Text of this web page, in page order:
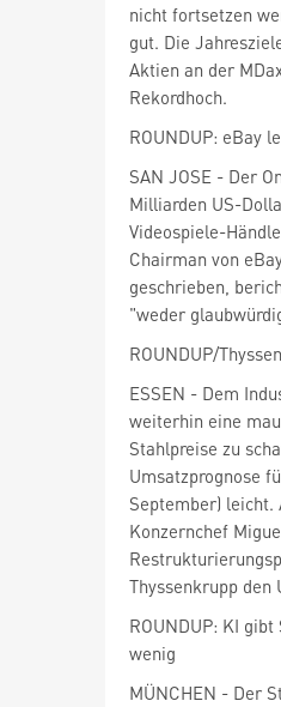
nicht fortsetzen
gut. Die
Aktien an der
Rekordhoch.
ROUNDUP: eBay
SAN JOSE - Der
Milliarden US-
Videospiele-
Chairman von
geschrieben,
"weder
ROUNDUP/
ESSEN - Dem
weiterhin eine
Stahlpreise zu
Umsatzprognose
September)
Konzernchef
Thyssenkrupp den
ROUNDUP: KI
wenig
MÜNCHEN - Der